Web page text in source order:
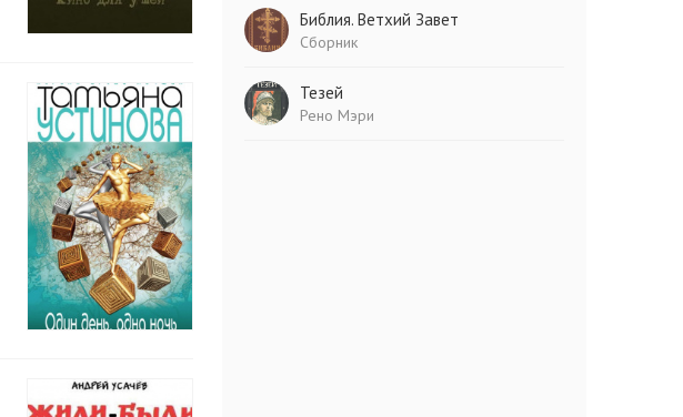
Библия. Ветхий Завет
Сборник
Тезей
Рено Мэри